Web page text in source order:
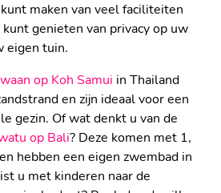
maken van veel faciliteiten
genieten van privacy op uw
eigen tuin.
op Koh Samui in Thailand
en zijn ideaal voor een
gezin. Of wat denkt u van de
op Bali? Deze komen met 1,
hebben een eigen zwembad in
u met kinderen naar de